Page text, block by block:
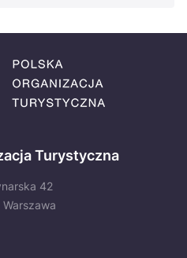
Turystyczna
42
Warszawa